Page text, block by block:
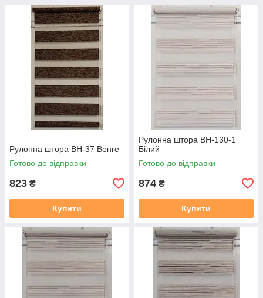
Рулонна штора ВН-37 Венге
Готово до відправки
823 ₴
Купити
Рулонна штора ВН-130-1
Бiлий
Готово до відправки
874 ₴
Купити